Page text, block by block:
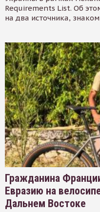
Requirements List. Об
на два источника,
Гражданина
Евразию на
Дальнем Востоке